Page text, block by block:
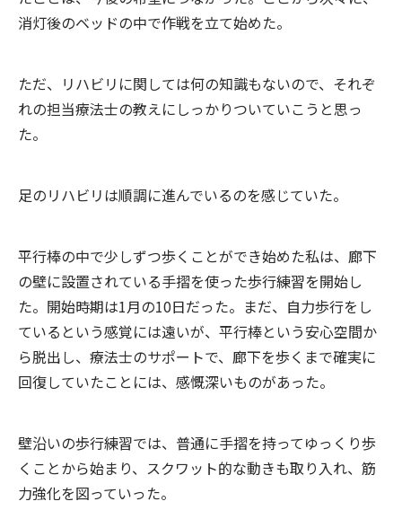
消灯後のベッドの中で作戦を立て始めた。
ただ、リハビリに関しては何の知識もないので、それぞ
れの担当療法士の教えにしっかりついていこうと思っ
た。
足のリハビリは順調に進んでいるのを感じていた。
平行棒の中で少しずつ歩くことができ始めた私は、廊下
の壁に設置されている手摺を使った歩行練習を開始し
た。開始時期は1月の10日だった。まだ、自力歩行をし
ているという感覚には遠いが、平行棒という安心空間か
ら脱出し、療法士のサポートで、廊下を歩くまで確実に
回復していたことには、感慨深いものがあった。
壁沿いの歩行練習では、普通に手摺を持ってゆっくり歩
くことから始まり、スクワット的な動きも取り入れ、筋
力強化を図っていった。